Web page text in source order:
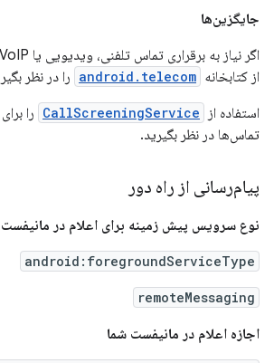
جایگزین‌ها
از کتابخانه android.telecom را در نظر
استفاده از
CallScreeningService را
تماس‌ها در نظر بگیرید.
پیام‌رسانی از راه دور
نوع سرویس پیش زمینه برای اعلام در مانیفست
android:foregroundServiceType
remoteMessaging
اجازه اعلام در مانیفست شما